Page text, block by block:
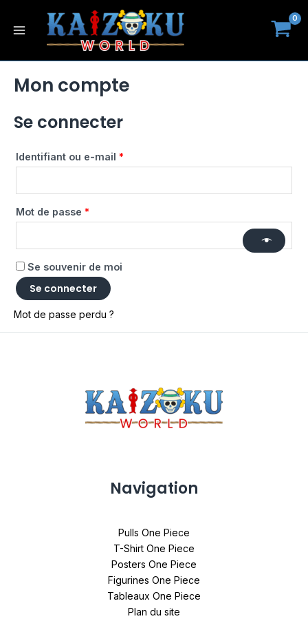
Menu
Mon compte
Se connecter
Identifiant ou e-mail *
Obligatoire
Mot de passe *
Obligatoire
Se souvenir de moi
Se connecter
Mot de passe perdu ?
Navigation
Pulls One Piece
T-Shirt One Piece
Posters One Piece
Figurines One Piece
Tableaux One Piece
Plan du site